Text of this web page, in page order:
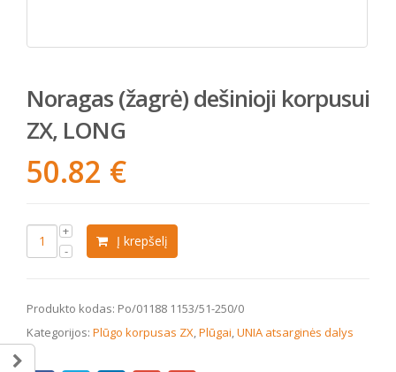
Noragas (žagrė) dešinioji korpusui
ZX, LONG
50.82 €
Į krepšelį
Produkto kodas: Po/01188 1153/51-250/0
Kategorijos: Plūgo korpusas ZX,Plūgai,UNIA atsarginės dalys